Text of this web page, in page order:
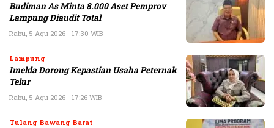
Budiman As Minta 8.000 Aset Pemprov
Lampung Diaudit Total
Rabu, 5 Agu 2026 - 17:30 WIB
Lampung
Imelda Dorong Kepastian Usaha Peternak
Telur
Rabu, 5 Agu 2026 - 17:26 WIB
Tulang Bawang Barat